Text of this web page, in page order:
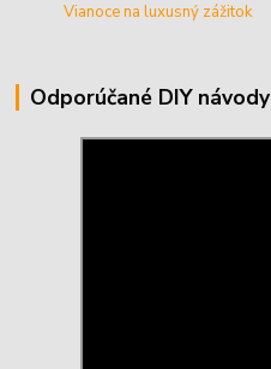
Vianoce na luxusný zážitok
Odporúčané DIY návody